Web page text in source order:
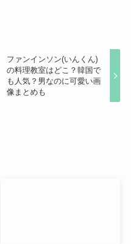
ファンインソン(いんくん)
の料理教室はどこ？韓国で
も人気？男なのに可愛い画
像まとめも